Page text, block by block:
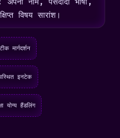
विषय सारांश।
मार्गदर्शन
इनटेक
योग्य हैंडलिंग